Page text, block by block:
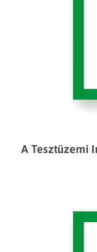
A Tesztüzemi